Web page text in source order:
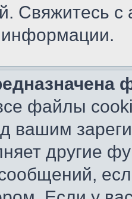
Свяжитесь
информации.
файлы
вашим
другие